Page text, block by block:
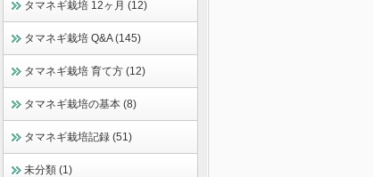
タマネギ栽培 12ヶ月 (12)
タマネギ栽培 Q&A (145)
タマネギ栽培 育て方 (12)
タマネギ栽培の基本 (8)
タマネギ栽培記録 (51)
未分類 (1)